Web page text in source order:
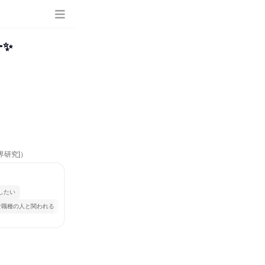
究]）
たい
職種の人と関われる